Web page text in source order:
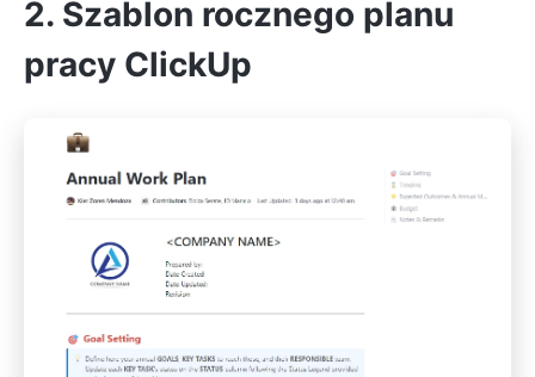
2. Szablon rocznego planu
pracy ClickUp